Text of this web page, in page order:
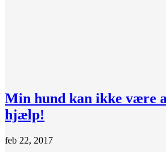
Min hund kan ikke være
hjælp!
feb 22, 2017